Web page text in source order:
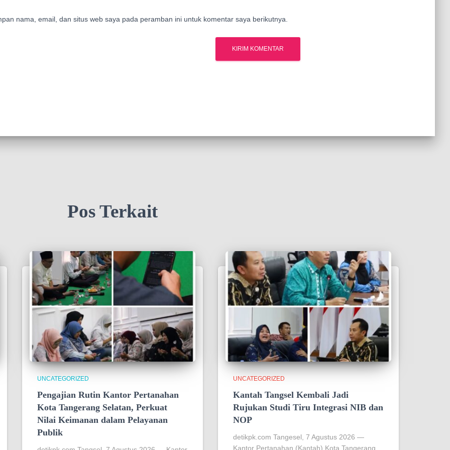
nama, email, dan situs web saya pada peramban ini untuk komentar saya berikutnya.
Pos Terkait
UNCATEGORIZED
Pengajian Rutin Kantor Pertanahan
Kota Tangerang Selatan, Perkuat
Nilai Keimanan dalam Pelayanan
Publik
UNCATEGORIZED
Kantah Tangsel Kembali Jadi
Rujukan Studi Tiru Integrasi NIB dan
NOP
detikpk.com Tangesel, 7 Agustus 2026 —
Kantor Pertanahan (Kantah) Kota Tangerang